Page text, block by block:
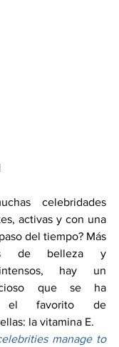
celebridades
activas y con una
del tiempo? Más
de belleza y
hay un
que se ha
el favorito de
la vitamina E.
manage to